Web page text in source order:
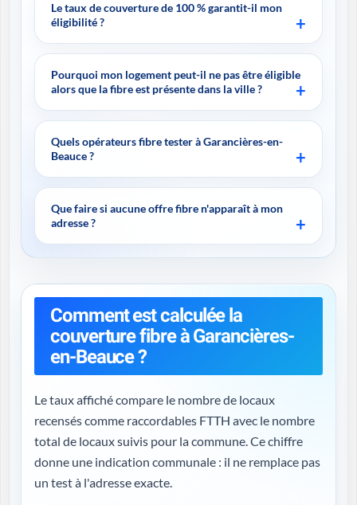
Le taux de couverture de 100 % garantit-il mon
éligibilité ?
Pourquoi mon logement peut-il ne pas être éligible
alors que la fibre est présente dans la ville ?
Quels opérateurs fibre tester à Garancières-en-
Beauce ?
Que faire si aucune offre fibre n'apparaît à mon
adresse ?
Comment est calculée la
couverture fibre à Garancières-
en-Beauce ?
Le taux affiché compare le nombre de locaux
recensés comme raccordables FTTH avec le nombre
total de locaux suivis pour la commune. Ce chiffre
donne une indication communale : il ne remplace pas
un test à l'adresse exacte.